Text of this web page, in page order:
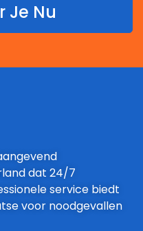
Je Nu
dat 24/7
service biedt
voor noodgevallen